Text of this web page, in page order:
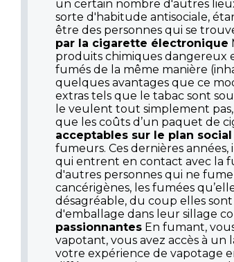
un certain nombre d'autres
sorte d'habitude antisociale,
être des personnes qui se
par la cigarette électronique
produits chimiques dangereux
fumés de la même manière
quelques avantages que ce
extras tels que le tabac sont
le veulent tout simplement
que les coûts d’un paquet de
acceptables sur le plan social
fumeurs. Ces dernières
qui entrent en contact avec la
d'autres personnes qui ne
cancérigènes, les fumées
désagréable, du coup elles
d'emballage dans leur sillage
passionnantes En fumant,
vapotant, vous avez accès à
votre expérience de vapotage